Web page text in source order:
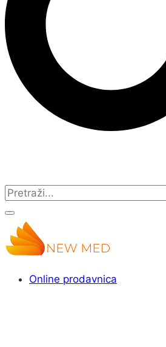
Online prodavnica